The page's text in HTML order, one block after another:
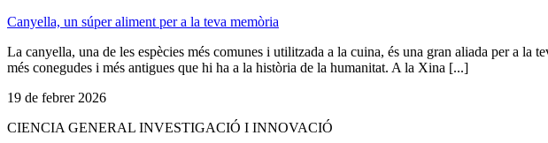
Canyella, un súper aliment per a la teva memòria
La canyella, una de les espècies més comunes i utilitzada a la cuina, és una gran aliada per a
més conegudes i més antigues que hi ha a la història de la humanitat. A la Xina [...]
19 de febrer 2026
CIENCIA GENERAL INVESTIGACIÓ I INNOVACIÓ